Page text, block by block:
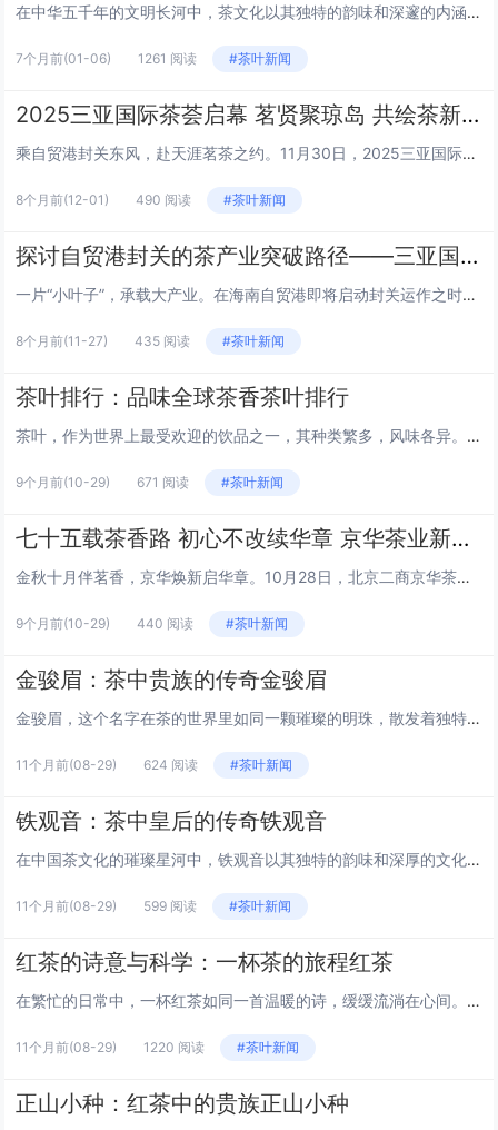
在中华五千年的文明长河中，茶文化以其独特的韵味和深邃的内涵，成为东方智慧的瑰宝。而在这众多的茶香之中，八马茶叶以其卓越的品质和深厚的文化底蕴，成为了茶界的翘楚。今天，就让我们一起走进八马茶叶的世界，探索它传承与创新的茶韵之旅。 八马茶叶的...
7个月前(01-06) 1261 阅读 #茶叶新闻
2025三亚国际茶荟启幕 茗贤聚琼岛 共绘茶新篇
乘自贸港封关东风，赴天涯茗茶之约。11月30日，2025三亚国际茶荟在中粮（三亚）国贸中心举办，本次活动以“茗贤聚三亚 茶通自贸港——自贸港封关背景下茶产业突破路径”为主题，国内知名茶产业专家、茶企代表、茶叶贸易商及政企学界精英齐聚三亚，共...
8个月前(12-01) 490 阅读 #茶叶新闻
探讨自贸港封关的茶产业突破路径——三亚国际茶荟11月30日举行
一片“小叶子”，承载大产业。在海南自贸港即将启动封关运作之时，三亚将于11月30日举行2025三亚国际茶荟，以“茗贤聚三亚 茶通自贸港”为主题，众多茶商茶企、专家学者、银行机构、免税企业、行业商会将共同商讨自贸港封关背景下茶产业突破路径，积...
8个月前(11-27) 435 阅读 #茶叶新闻
茶叶排行：品味全球茶香茶叶排行
茶叶，作为世界上最受欢迎的饮品之一，其种类繁多，风味各异。从东方的绿茶到西方的红茶，每一种茶叶都有其独特的魅力和追随者。本文将为您揭晓全球茶叶排行榜，让我们一起品味那些令人难忘的茶香。 1. 西湖龙井 - 中国 西湖龙井，产自中国杭州西湖...
9个月前(10-29) 671 阅读 #茶叶新闻
七十五载茶香路 初心不改续华章 京华茶业新品推介暨旗舰店启幕
金秋十月伴茗香，京华焕新启华章。10月28日，北京二商京华茶业有限公司新品推介会暨旗舰店启幕活动在中国茶叶第一街——马连道隆重举行。来自中国茶叶流通协会、北京首农食品集团、北京市茶业协会、北京市老字号协会、北京市品牌协会、北京市电子商务协会...
9个月前(10-29) 440 阅读 #茶叶新闻
金骏眉：茶中贵族的传奇金骏眉
金骏眉，这个名字在茶的世界里如同一颗璀璨的明珠，散发着独特的光芒。它是中国红茶中的翘楚，以其卓越的品质和深厚的文化底蕴，赢得了“茶中贵族”的美誉。本文将带您走进金骏眉的世界，探索它的起源、制作工艺以及品鉴之道。 金骏眉的起源 金骏眉的诞生...
11个月前(08-29) 624 阅读 #茶叶新闻
铁观音：茶中皇后的传奇铁观音
在中国茶文化的璀璨星河中，铁观音以其独特的韵味和深厚的文化底蕴，被誉为“茶中皇后”。这篇文章将带你走进铁观音的世界，探索它的起源、制作工艺以及品饮的艺术。 铁观音的起源 铁观音的传说源远流长，相传清朝乾隆年间，福建安溪西坪村的茶农魏荫发现...
11个月前(08-29) 599 阅读 #茶叶新闻
红茶的诗意与科学：一杯茶的旅程红茶
在繁忙的日常中，一杯红茶如同一首温暖的诗，缓缓流淌在心间。它不仅是饮品，更是一种文化，一种艺术，一种情感的寄托。让我们一同探索红茶的诗意与科学，揭开这杯茶背后的故事。 红茶的起源：历史的印记 红茶的起源可以追溯到中国，大约在17世纪，它被...
11个月前(08-29) 1220 阅读 #茶叶新闻
正山小种：红茶中的贵族正山小种